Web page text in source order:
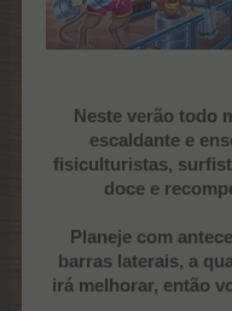
Neste verão todo
escaldante e
fisiculturistas,
doce e
Planeje com
barras laterais, a
irá melhorar, então